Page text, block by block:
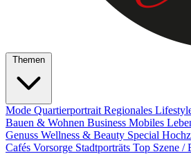
Themen
Mode Quartierportrait Regionales
Bauen & Wohnen Business Mobiles
Genuss Wellness & Beauty Special
Cafés Vorsorge Stadtporträts Top Szene /